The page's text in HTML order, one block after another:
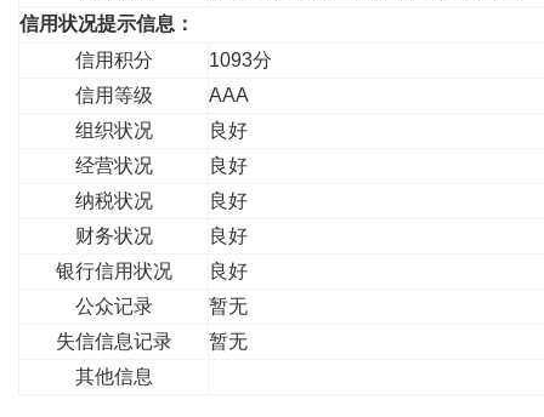
信用状况提示信息：
信用积分
1093分
信用等级
AAA
组织状况
良好
经营状况
良好
纳税状况
良好
财务状况
良好
银行信用状况
良好
公众记录
暂无
失信信息记录
暂无
其他信息